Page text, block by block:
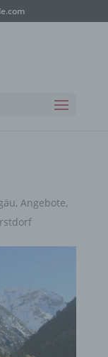
, Angebote,